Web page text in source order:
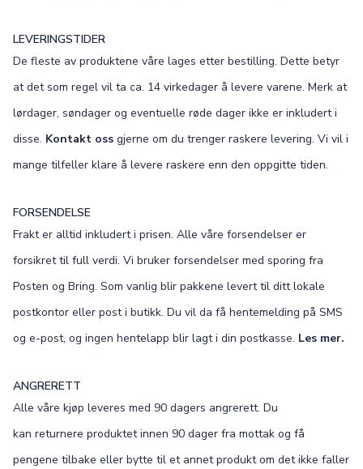
LEVERINGSTIDER
De fleste av produktene våre lages etter bestilling. Dette betyr
at det som regel vil ta ca. 14 virkedager å levere varene. Merk at
lørdager, søndager og eventuelle røde dager ikke er inkludert i
disse. Kontakt oss gjerne om du trenger raskere levering. Vi vil i
mange tilfeller klare å levere raskere enn den oppgitte tiden.
FORSENDELSE
Frakt er alltid inkludert i prisen. Alle våre forsendelser er
forsikret til full verdi. Vi bruker forsendelser med sporing fra
Posten og Bring. Som vanlig blir pakkene levert til ditt lokale
postkontor eller post i butikk. Du vil da få hentemelding på SMS
og e-post, og ingen hentelapp blir lagt i din postkasse. Les mer.
ANGRERETT
Alle våre kjøp leveres med 90 dagers angrerett. Du
kan returnere produktet innen 90 dager fra mottak og få
pengene tilbake eller bytte til et annet produkt om det ikke faller